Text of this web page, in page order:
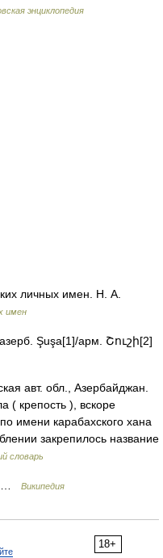
энциклопедия
личных имен. Н. А.
имен
Şuşa[1]/арм. Շուշի[2]
авт. обл., Азербайджан.
( крепость ), вскоре
имени карабахского хана
закрепилось название
словарь
… Википедия
18+